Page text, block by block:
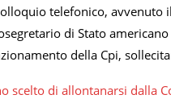
telefonico, avvenuto
di Stato
della Cpi,
scelto di allontanarsi dalla